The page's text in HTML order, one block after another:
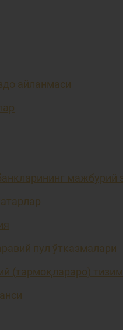
айланмаси
мажбурий
пул ўтказмалари
(тармоқлараро)